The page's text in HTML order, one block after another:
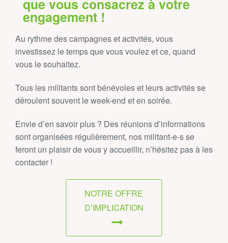
que vous consacrez à votre
engagement !
Au rythme des campagnes et activités, vous
investissez le temps que vous voulez et ce, quand
vous le souhaitez.
Tous les militants sont bénévoles et leurs activités se
déroulent souvent le week-end et en soirée.
Envie d’en savoir plus ? Des réunions d’informations
sont organisées régulièrement, nos militant‑e‑s se
feront un plaisir de vous y accueillir, n’hésitez pas à les
contacter !
NOTRE OFFRE
D’IMPLICATION